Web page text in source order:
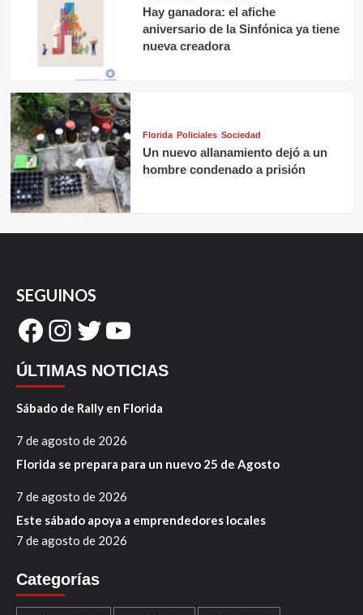
Hay ganadora: el afiche
aniversario de la Sinfónica ya tiene
nueva creadora
Florida Policiales Sociedad
Un nuevo allanamiento dejó a un
hombre condenado a prisión
SEGUINOS
Facebook
Instagram
Twitter
YouTube
ÚLTIMAS NOTICIAS
Sábado de Rally en Florida
7 de agosto de 2026
Florida se prepara para un nuevo 25 de Agosto
7 de agosto de 2026
Este sábado apoya a emprendedores locales
7 de agosto de 2026
Categorías